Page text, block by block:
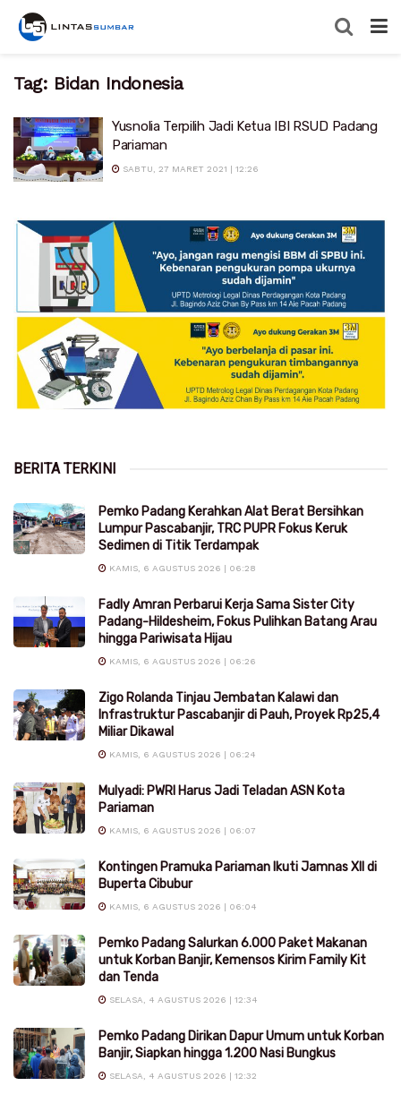
Tag: Bidan Indonesia
Yusnolia Terpilih Jadi Ketua IBI RSUD Padang
Pariaman
SABTU, 27 MARET 2021 | 12:26
BERITA TERKINI
Pemko Padang Kerahkan Alat Berat Bersihkan
Lumpur Pascabanjir, TRC PUPR Fokus Keruk
Sedimen di Titik Terdampak
KAMIS, 6 AGUSTUS 2026 | 06:28
Fadly Amran Perbarui Kerja Sama Sister City
Padang-Hildesheim, Fokus Pulihkan Batang Arau
hingga Pariwisata Hijau
KAMIS, 6 AGUSTUS 2026 | 06:26
Zigo Rolanda Tinjau Jembatan Kalawi dan
Infrastruktur Pascabanjir di Pauh, Proyek Rp25,4
Miliar Dikawal
KAMIS, 6 AGUSTUS 2026 | 06:24
Mulyadi: PWRI Harus Jadi Teladan ASN Kota
Pariaman
KAMIS, 6 AGUSTUS 2026 | 06:07
Kontingen Pramuka Pariaman Ikuti Jamnas XII di
Buperta Cibubur
KAMIS, 6 AGUSTUS 2026 | 06:04
Pemko Padang Salurkan 6.000 Paket Makanan
untuk Korban Banjir, Kemensos Kirim Family Kit
dan Tenda
SELASA, 4 AGUSTUS 2026 | 12:34
Pemko Padang Dirikan Dapur Umum untuk Korban
Banjir, Siapkan hingga 1.200 Nasi Bungkus
SELASA, 4 AGUSTUS 2026 | 12:32